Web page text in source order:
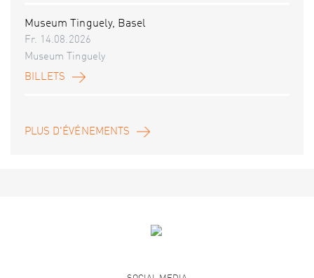
Museum Tinguely, Basel
Fr. 14.08.2026
Museum Tinguely
BILLETS
PLUS D'ÉVÉNEMENTS